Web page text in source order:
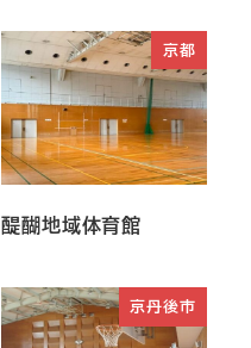
京都
醍醐地域体育館
京丹後市